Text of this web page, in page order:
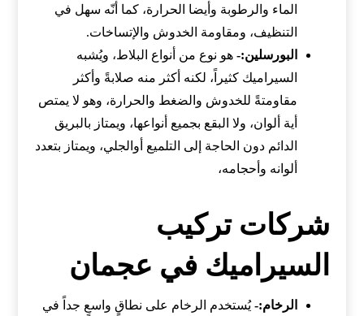
الماء والرطوبة وأيضا الحرارة، كما أنّه سهل في
التنظيف، ومقاومة الخدوش والإتساخات.
البورسلين:- هو نوع من أنواع البلاط، ويُشبه
السيراميك كثيراً، لكنه أكثر منه صلابةً وأكثر
مقاومتةً للخدوش والضغط والحرارة، وهو لا يمتص
أية ألوان، ولا البقع بجميع أنواعها، ويمتاز بالبريق
الدائم دون الحاجة إلى التلميع أوالجلي، ويمتاز بتعدد
ألوانه وأحجامه،
شركات تركيب
السيراميك في عجمان
الرخام:-يُستخدم الرخام على نطاقٍ واسعٍ جداً في